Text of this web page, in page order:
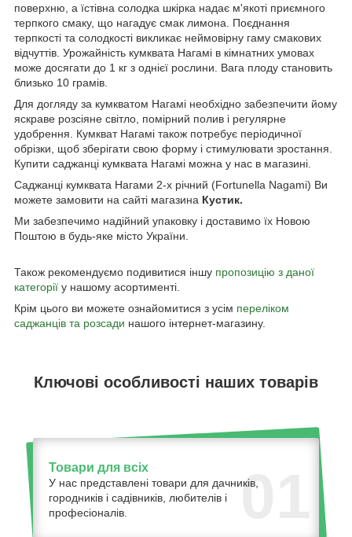
поверхню, а їстівна солодка шкірка надає м'якоті приємного
терпкого смаку, що нагадує смак лимона. Поєднання
терпкості та солодкості викликає неймовірну гаму смакових
відчуттів. Урожайність кумквата Нагамі в кімнатних умовах
може досягати до 1 кг з однієї рослини. Вага плоду становить
близько 10 грамів.
Для догляду за кумкватом Нагамі необхідно забезпечити йому
яскраве розсіяне світло, помірний полив і регулярне
удобрення. Кумкват Нагамі також потребує періодичної
обрізки, щоб зберігати свою форму і стимулювати зростання.
Купити саджанці кумквата Нагамі можна у нас в магазині.
Саджанці кумквата Нагами 2-х річний (Fortunella Nagami) Ви
можете замовити на сайті магазина Кустик.
Ми забезпечимо надійний упаковку і доставимо їх Новою
Поштою в будь-яке місто України.
Також рекомендуємо подивитися іншу пропозицію з даної
категорії у нашому асортименті.
Крім цього ви можете ознайомитися з усім переліком
саджанців та розсади нашого інтернет-магазину.
Ключові особливості наших товарів
01
Товари для всіх
У нас представлені товари для дачників,
городників і садівників, любителів і
професіоналів.